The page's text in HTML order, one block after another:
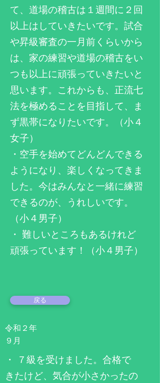
て、道場の稽古は１週間に２回
以上はしていきたいです。試合
や昇級審査の一月前くらいから
は、家の練習や道場の稽古をい
つも以上に頑張っていきたいと
思います。これからも、正流七
法を極めることを目指して、ま
ず黒帯になりたいです。（小４
女子）
・空手を始めてどんどんできる
ようになり、楽しくなってきま
した。今はみんなと一緒に練習
できるのが、うれしいです。
（小４男子）
・ 難しいところもあるけれど
頑張っています！（小４男子）
戻る
令和２年
​９月
​・ ７級を受けました。合格で
きたけど、気合が小さかったの